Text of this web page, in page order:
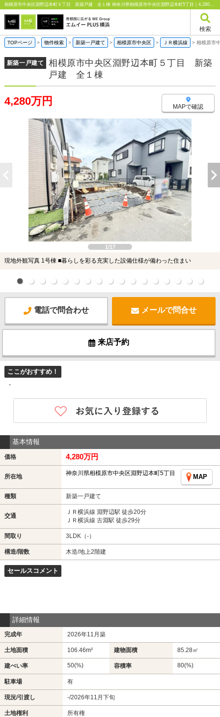
相模原市中央区淵野辺本町５丁目 新築戸建 全１棟 神奈川県相模原市中央区淵野辺本町5丁目｜4,280万円の新築一戸建て｜エムイーPLUS横浜
検索
TOPページ > 物件検索 > 新築一戸建て > 相模原市中央区 > ＪＲ横浜線 > 相模原市
新築一戸建て
相模原市中央区淵野辺本町５丁目 新築
戸建 全１棟
4,280万円 MAPで確認
1/17
現地外観写真 1号棟 ■暮らしを彩る充実した設備仕様が備わった住まい
電話で問合わせ メールで問合せ
来店予約
ここがおすすめ！
-
基本情報
価格 4,280万円
所在地 神奈川県相模原市中央区淵野辺本町5丁目
MAP
種類 新築一戸建て
交通
ＪＲ横浜線 淵野辺駅 徒歩20分
ＪＲ横浜線 古淵駅 徒歩29分
間取り 3LDK（-）
構造/階数 木造/地上2階建
セールスコメント
詳細情報
完成年 2026年11月築
土地面積 106.46m² 建物面積 85.28㎡
建ぺい率 50(%) 容積率 80(%)
駐車場 有
現況/引渡し -/2026年11月下旬
土地権利 所有権